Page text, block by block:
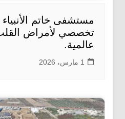
مستشفى خاتم
تخصصي لأمراض
عالمية.
1 مارس، 2026